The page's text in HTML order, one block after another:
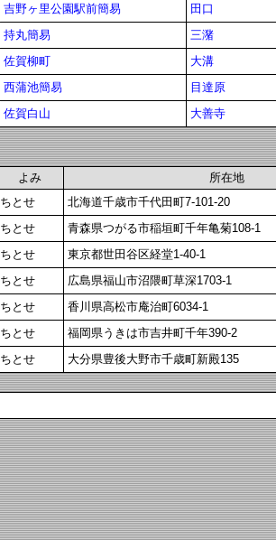
吉野ヶ里公園駅前簡易
田口
持丸簡易
三潴
佐賀柳町
大溝
西蒲池簡易
目達原
佐賀白山 大善寺
よみ
所在地
ちとせ
北海道千歳市千代田町7-101-20
ちとせ
青森県つがる市稲垣町千年亀菊108-1
ちとせ
東京都世田谷区経堂1-40-1
ちとせ
広島県福山市沼隈町草深1703-1
ちとせ
香川県高松市庵治町6034-1
ちとせ
福岡県うきは市吉井町千年390-2
ちとせ 大分県豊後大野市千歳町新殿135